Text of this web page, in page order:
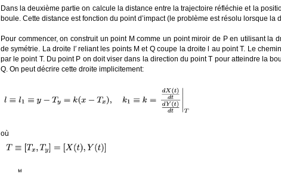
Dans la deuxième partie on calcule la distance entre la trajectoire réfléchie et la
boule. Cette distance est fonction du point d’impact (le problème est résolu lorsque la
Pour commencer, on construit un point M comme un point miroir de P en utilisant la
de symétrie. La droite l′ reliant les points M et Q coupe la droite l au point T. Le
par le point T. Du point P on doit viser dans la direction du point T pour atteindre la
Q. On peut décrire cette droite implicitement:
où